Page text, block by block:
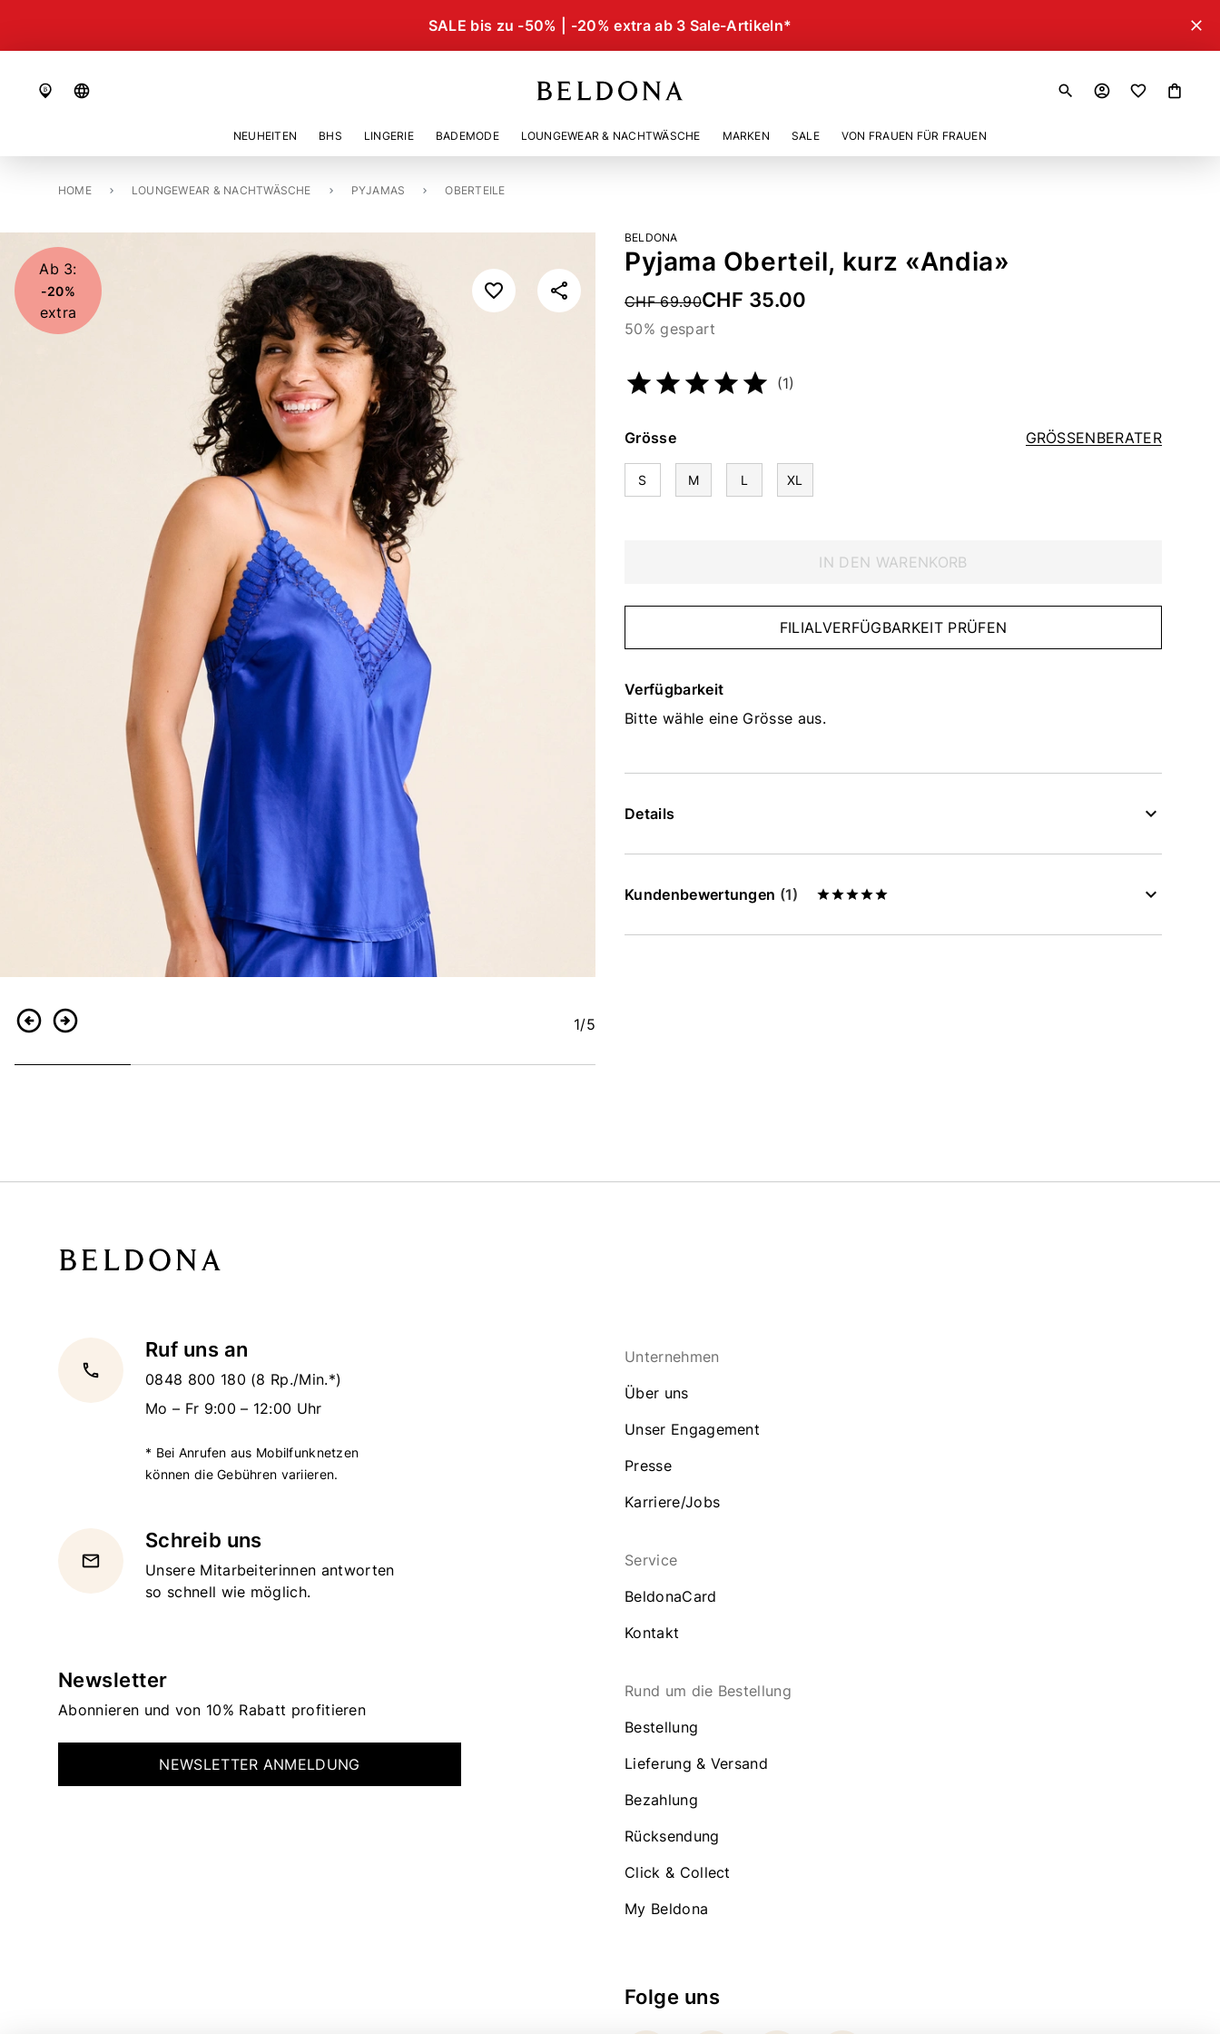
SALE bis zu -50% | -20% extra ab 3 Sale-Artikeln* close
language search account_circle shopping_bag
NEUHEITEN BHS LINGERIE BADEMODE LOUNGEWEAR & NACHTWÄSCHE MARKEN SALE VON FRAUEN FÜR FRAUEN
HOME LOUNGEWEAR & NACHTWÄSCHE PYJAMAS OBERTEILE
PYJAMA OBERTEIL, KURZ «ANDIA»
ZurückWeiter 1/5
Ab 3:
-20%
extra
BELDONA
Pyjama Oberteil, kurz «Andia»
Price reduced from
CHF 69.90CHF 35.00
50% gespart
(1)
GRÖSSENBERATER
Grösse
S M L XL
IN DEN WARENKORB
FILIALVERFÜGBARKEIT PRÜFEN
Verfügbarkeit
Bitte wähle eine Grösse aus.
Details
Kundenbewertungen (1)
local_phone
Ruf uns an
0848 800 180 (8 Rp./Min.*)
Mo – Fr 9:00 – 12:00 Uhr
* Bei Anrufen aus Mobilfunknetzen
können die Gebühren variieren.
email
Schreib uns
Unsere Mitarbeiterinnen antworten
so schnell wie möglich.
Newsletter
Abonnieren und von 10% Rabatt profitieren
NEWSLETTER ANMELDUNG
Unternehmen
Über uns
Unser Engagement
Presse
Karriere/Jobs
Service
BeldonaCard
Kontakt
Rund um die Bestellung
Bestellung
Lieferung & Versand
Bezahlung
Rücksendung
Click & Collect
My Beldona
Folge uns